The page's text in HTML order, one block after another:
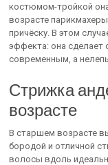
костюмом-тройкой
возрасте
причёску. В этом
эффекта: она сделает
современным, а
Стрижка
возрасте
В старшем возрасте
бородой и отличной
волосы вдоль